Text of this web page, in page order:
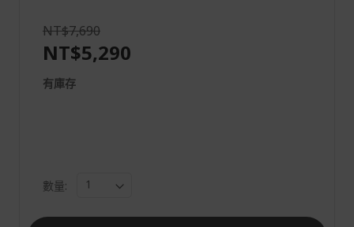
NT$7,690
NT$5,290
有庫存
數量: